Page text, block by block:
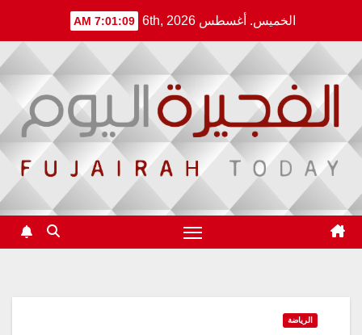
content
الخميس. أغسطس 6th, 2026 7:01:09 AM
الرياضة